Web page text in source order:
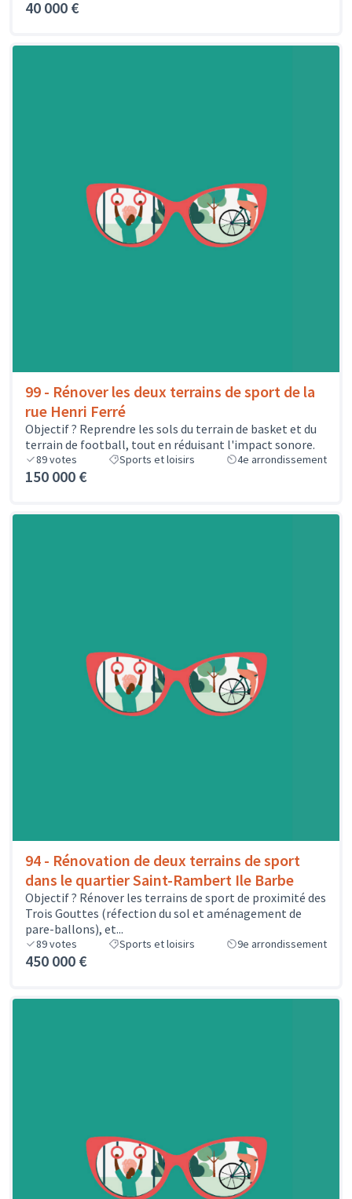
40 000 €
99 - Rénover les deux terrains de sport de la
rue Henri Ferré
Objectif ? Reprendre les sols du terrain de basket et du
terrain de football, tout en réduisant l'impact sonore.
89votes Sports et loisirs 4e arrondissement
150 000 €
94 - Rénovation de deux terrains de sport
dans le quartier Saint-Rambert Ile Barbe
Objectif ? Rénover les terrains de sport de proximité des
Trois Gouttes (réfection du sol et aménagement de
pare-ballons), et...
89votes Sports et loisirs 9e arrondissement
450 000 €